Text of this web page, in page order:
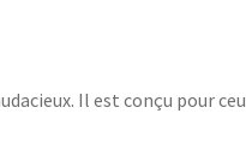
Il est conçu pour